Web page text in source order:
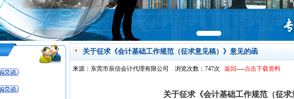
关于征求《会计基础工作规范（征求意见稿）》意见的函
来源：东莞市辰信会计代理有限公司 浏览次数：747次 返回----点击下载资料
关于征求《会计基础工作规范（征